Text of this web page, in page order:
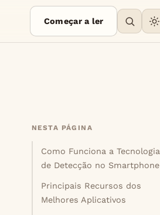
Começar a ler
NESTA PÁGINA
Como Funciona a Tecnologia
de Detecção no Smartphone
Principais Recursos dos
Melhores Aplicativos